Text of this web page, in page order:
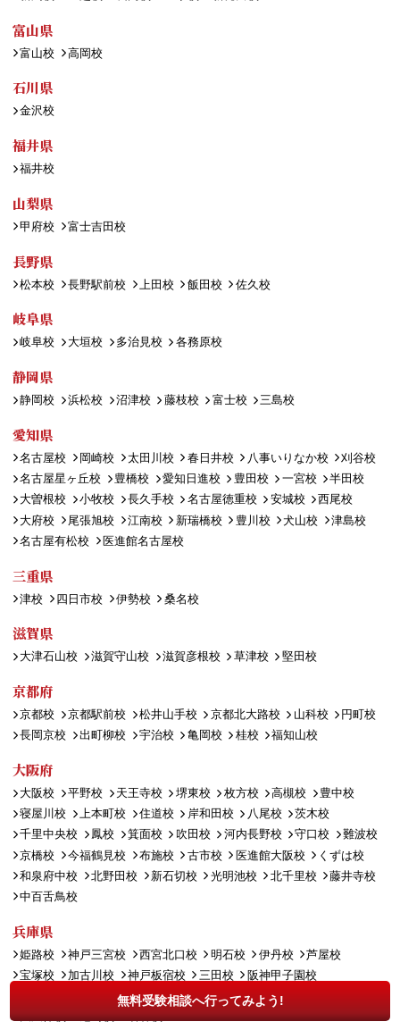
無料受験相談へ行ってみよう!
富山県
富山校 高岡校
石川県
金沢校
福井県
福井校
山梨県
甲府校 富士吉田校
長野県
松本校 長野駅前校 上田校 飯田校 佐久校
岐阜県
岐阜校 大垣校 多治見校 各務原校
静岡県
静岡校 浜松校 沼津校 藤枝校 富士校 三島校
愛知県
名古屋校 岡崎校 太田川校 春日井校 八事いりなか校
刈谷校
名古屋星ヶ丘校
豊橋校 愛知日進校 豊田校 一宮校
半田校
大曽根校
小牧校 長久手校 名古屋徳重校 安城校
西尾校
大府校
尾張旭校 江南校 新瑞橋校 豊川校 犬山校
津島校
名古屋有松校
医進館名古屋校
三重県
津校 四日市校 伊勢校 桑名校
滋賀県
大津石山校 滋賀守山校 滋賀彦根校 草津校 堅田校
京都府
京都校 京都駅前校 松井山手校 京都北大路校 山科校
円町校
長岡京校
出町柳校 宇治校 亀岡校 桂校 福知山校
大阪府
大阪校 平野校 天王寺校 堺東校 枚方校 高槻校
豊中校
寝屋川校
上本町校 住道校 岸和田校 八尾校
茨木校
千里中央校
鳳校 箕面校 吹田校 河内長野校 守口校
難波校
京橋校
今福鶴見校 布施校 古市校 医進館大阪校
くずは校
和泉府中校
北野田校 新石切校 光明池校 北千里校
藤井寺校
中百舌鳥校
兵庫県
姫路校 神戸三宮校 西宮北口校 明石校 伊丹校
芦屋校
宝塚校
加古川校 神戸板宿校 三田校
阪神甲子園校
湊川校 川西能勢口校 岡本校 塚口校
大久保校
尼崎校 名谷校